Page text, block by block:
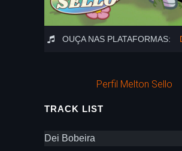
OUÇA NAS PLATAFORMAS:
Perfil Melton Sello
TRACK LIST
Dei Bobeira